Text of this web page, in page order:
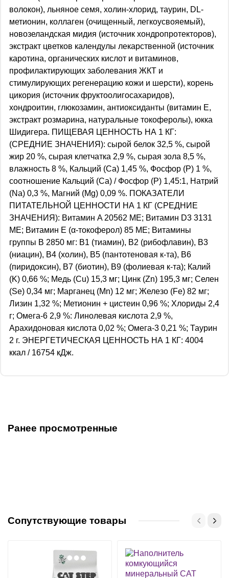
волокон), льняное семя, холин-хлорид, таурин, DL-
метионин, коллаген (очищенный, легкоусвояемый),
новозеландская мидия (источник хондропротекторов),
экстракт цветков календулы лекарственной (источник
каротина, органических кислот и витаминов,
профилактирующих заболевания ЖКТ и
стимулирующих регенерацию кожи и шерсти), корень
цикория (источник фруктоолигосахаридов),
хондроитин, глюкозамин, антиоксиданты (витамин Е,
экстракт розмарина, натуральные токоферолы), юкка
Шидигера. ПИЩЕВАЯ ЦЕННОСТЬ НА 1 КГ:
(СРЕДНИЕ ЗНАЧЕНИЯ): сырой белок 32,5 %, сырой
жир 20 %, сырая клетчатка 2,9 %, сырая зола 8,5 %,
влажность 8 %, Кальций (Са) 1,45 %, Фосфор (Р) 1 %,
соотношение Кальций (Са) / Фосфор (Р) 1,45:1, Натрий
(Na) 0,3 %, Магний (Mg) 0,09 %. ПОКАЗАТЕЛИ
ПИТАТЕЛЬНОЙ ЦЕННОСТИ НА 1 КГ (СРЕДНИЕ
ЗНАЧЕНИЯ): Витамин A 20562 МЕ; Витамин D3 3131
МЕ; Витамин Е (α-токоферол) 85 МЕ; Витамины
группы В 2850 мг: В1 (тиамин), В2 (рибофлавин), В3
(ниацин), В4 (холин), В5 (пантотеновая к-та), В6
(пиридоксин), В7 (биотин), В9 (фолиевая к-та); Калий
(K) 0,66 %; Медь (Cu) 15,3 мг; Цинк (Zn) 195,3 мг; Селен
(Se) 0,34 мг; Марганец (Mn) 12 мг; Железо (Fe) 82 мг;
Лизин 1,32 %; Метионин + цистеин 0,96 %; Хлориды 2,4
г; Омега-6 2,9 %: Линолевая кислота 2,9 %,
Арахидоновая кислота 0,02 %; Омега-3 0,21 %; Таурин
2 г. ЭНЕРГЕТИЧЕСКАЯ ЦЕННОСТЬ НА 1 КГ: 4004
ккал / 16754 кДж.
Ранее просмотренные
Сопутствующие товары